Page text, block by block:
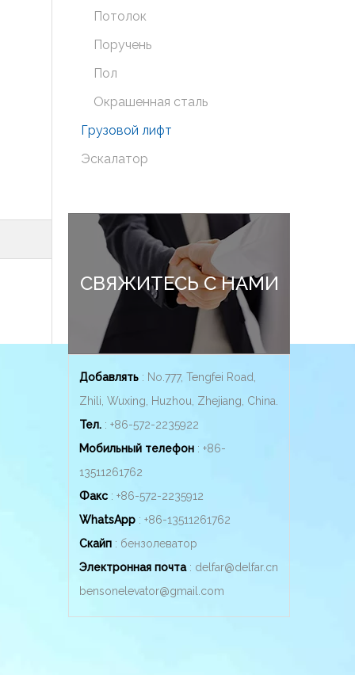
Потолок
Поручень
Пол
Окрашенная сталь
Грузовой лифт
Эскалатор
СВЯЖИТЕСЬ С НАМИ
Добавлять : No.777, Tengfei Road,
Zhili, Wuxing, Huzhou, Zhejiang, China.
Тел. : +86-572-2235922
Мобильный телефон : +86-
13511261762
Факс : +86-572-2235912
WhatsApp : +86-13511261762
Скайп : бензолеватор
Электронная почта: delfar@delfar.cn
bensonelevator@gmail.com